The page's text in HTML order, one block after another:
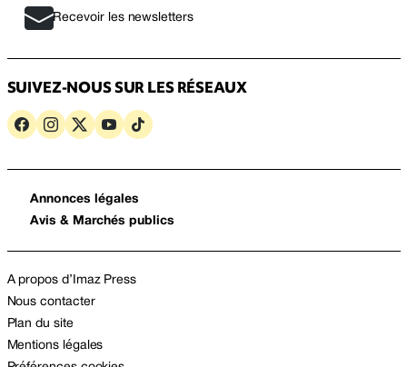
Recevoir les newsletters
SUIVEZ-NOUS SUR LES RÉSEAUX
Annonces légales
Avis & Marchés publics
A propos d’Imaz Press
Nous contacter
Plan du site
Mentions légales